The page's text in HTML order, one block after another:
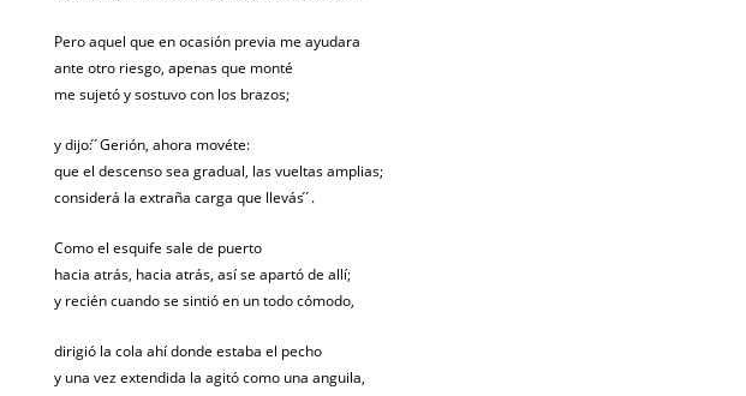
Pero aquel que en ocasión previa me ayudara
ante otro riesgo, apenas que monté
me sujetó y sostuvo con los brazos;
y dijo: ́ ́Gerión, ahora movéte:
que el descenso sea gradual, las vueltas amplias;
considerá la extraña carga que llevás ́ ́.
Como el esquife sale de puerto
hacia atrás, hacia atrás, así se apartó de allí;
y recién cuando se sintió en un todo cómodo,
dirigió la cola ahí donde estaba el pecho
y una vez extendida la agitó como una anguila,